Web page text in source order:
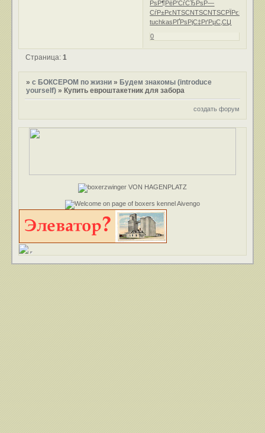
РѕР¶РёР‘СѓСЂРѕР—
СѓР±РєNTSCNTSCNTSCРЇРєРѕРІ
tuchkasРҐРѕРјС‡РґРµС‚СЏ
0
Страница:1
»с БОКСЕРОМ по жизни »Будем знакомы (introduce
yourself) »Купить евроштакетник для забора
создать форум